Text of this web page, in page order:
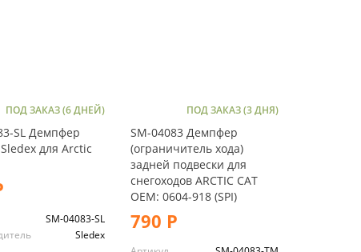
ПОД ЗАКАЗ (6 ДНЕЙ)
SL Демпфер
для Arctic
SM-04083-SL
Sledex
ПОД ЗАКАЗ (3 ДНЯ)
SM-04083 Демпфер
(ограничитель хода)
задней подвески для
снегоходов ARCTIC CAT
OEM: 0604-918 (SPI)
790 Р